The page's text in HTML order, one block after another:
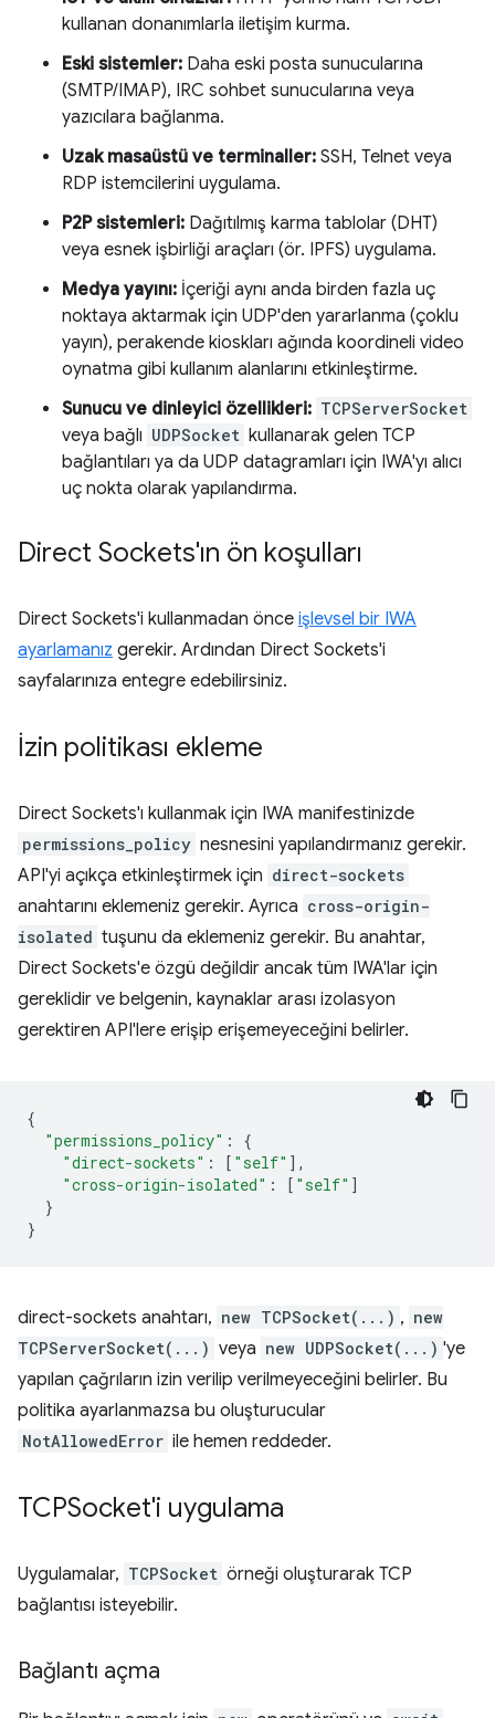
kullanan donanımlarla iletişim kurma.
Eski sistemler: Daha eski posta sunucularına
(SMTP/IMAP), IRC sohbet sunucularına veya
yazıcılara bağlanma.
Uzak masaüstü ve terminaller: SSH, Telnet veya
RDP istemcilerini uygulama.
P2P sistemleri: Dağıtılmış karma tablolar (DHT)
veya esnek işbirliği araçları (ör. IPFS) uygulama.
Medya yayını: İçeriği aynı anda birden fazla uç
noktaya aktarmak için UDP'den yararlanma (çoklu
yayın), perakende kioskları ağında koordineli video
oynatma gibi kullanım alanlarını etkinleştirme.
Sunucu ve dinleyici özellikleri: TCPServerSocket
veya bağlı UDPSocket kullanarak gelen TCP
bağlantıları ya da UDP datagramları için IWA'yı alıcı
uç nokta olarak yapılandırma.
Direct Sockets'ın ön koşulları
Direct Sockets'i kullanmadan önce işlevsel bir IWA
ayarlamanız gerekir. Ardından Direct Sockets'i
sayfalarınıza entegre edebilirsiniz.
İzin politikası ekleme
Direct Sockets'ı kullanmak için IWA manifestinizde
permissions_policy nesnesini yapılandırmanız gerekir.
API'yi açıkça etkinleştirmek için direct-sockets
anahtarını eklemeniz gerekir. Ayrıca cross-origin-
isolated tuşunu da eklemeniz gerekir. Bu anahtar,
Direct Sockets'e özgü değildir ancak tüm IWA'lar için
gereklidir ve belgenin, kaynaklar arası izolasyon
gerektiren API'lere erişip erişemeyeceğini belirler.
{
"permissions_policy" :
{
"direct-sockets" : [ "self" ],
"cross-origin-isolated" : [ "self" ]
}
}
direct-sockets anahtarı, new TCPSocket(...) , new
TCPServerSocket(...) veya new UDPSocket(...) 'ye
yapılan çağrıların izin verilip verilmeyeceğini belirler. Bu
politika ayarlanmazsa bu oluşturucular
NotAllowedError ile hemen reddeder.
TCPSocket'i uygulama
Uygulamalar, TCPSocket örneği oluşturarak TCP
bağlantısı isteyebilir.
Bağlantı açma